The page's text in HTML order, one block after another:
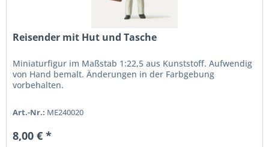
Reisender mit Hut und Tasche
Miniaturfigur im Maßstab 1:22,5 aus Kunststoff. Aufwendig
von Hand bemalt. Änderungen in der Farbgebung
vorbehalten.
Art.-Nr.: ME240020
8,00 € *